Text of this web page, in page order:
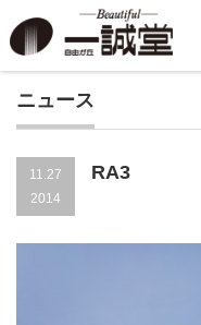
ニュース
11.27
2014
RA3